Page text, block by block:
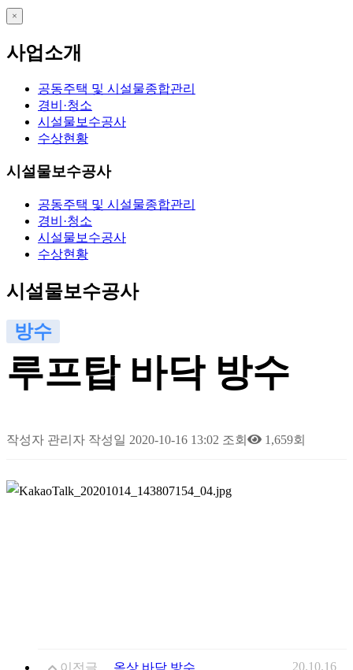
close
사업소개
공동주택 및 시설물종합관리
경비·청소
시설물보수공사
수상현황
시설물보수공사
공동주택 및 시설물종합관리
경비·청소
시설물보수공사
수상현황
시설물보수공사
방수
루프탑 바닥 방수
작성자 관리자 작성일 2020-10-16 13:02 조회 1,659회
이전글 옥상 바닥 방수 20.10.16